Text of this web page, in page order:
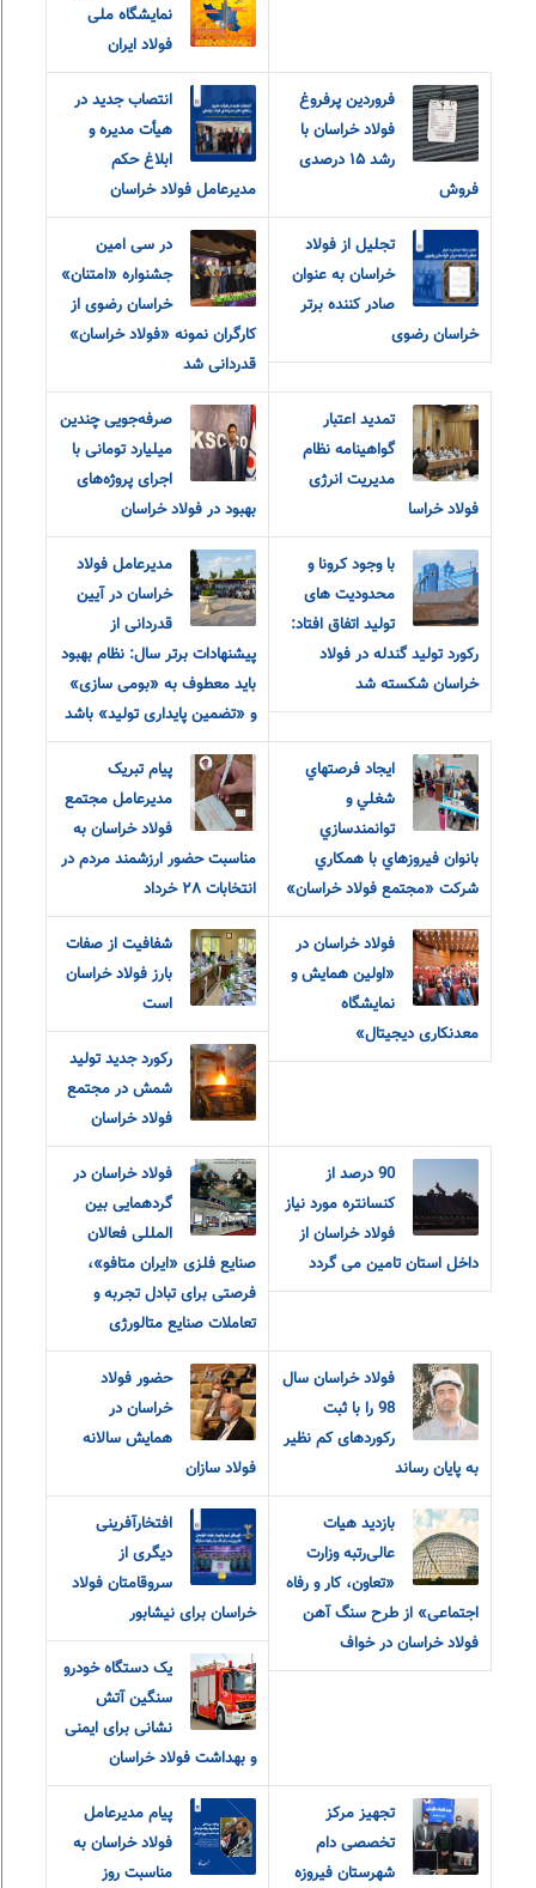
نمایشگاه ملی
فولاد ایران
فروردین پرفروغ
فولاد خراسان با
رشد ۱۵ درصدی
فروش
انتصاب جدید در
هیأت مدیره و
ابلاغ حکم
مدیرعامل فولاد خراسان
تجلیل از فولاد
خراسان به عنوان
صادر کننده برتر
خراسان رضوی
در سی امین
جشنواره «امتنان»
خراسان رضوی از
کارگران نمونه «فولاد خراسان»
قدردانی شد
تمدید اعتبار
گواهینامه نظام
مدیریت انرژی
فولاد خراسا
صرفه‌جویی چندین
میلیارد تومانی با
اجرای پروژه‌های
بهبود در فولاد خراسان
با وجود کرونا و
محدودیت های
تولید اتفاق افتاد:
رکورد تولید گندله در فولاد
خراسان شکسته شد
مدیرعامل فولاد
خراسان در آیین
قدردانی از
پیشنهادات برتر سال: نظام بهبود
باید معطوف به «بومی سازی»
و «تضمین پایداری تولید» باشد
ايجاد فرصتهاي
شغلي و
توانمندسازي
بانوان فيروزهاي با همکاري
شرکت «مجتمع فولاد خراسان»
پیام تبریک
مدیرعامل مجتمع
فولاد خراسان به
مناسبت حضور ارزشمند مردم در
انتخابات ٢٨ خرداد
فولاد خراسان در
«اولین همایش و
نمایشگاه
معدنکاری دیجیتال»
شفافیت از صفات
بارز فولاد خراسان
است
رکورد جدید تولید
شمش در مجتمع
فولاد خراسان
90 درصد از
کنسانتره مورد نیاز
فولاد خراسان از
داخل استان تامین می گردد
فولاد خراسان در
گردهمایی بین
المللی فعالان
صنایع فلزی «ایران متافو»،
فرصتی برای تبادل تجربه و
تعاملات صنایع متالورژی
فولاد خراسان سال
98 را با ثبت
رکوردهای کم نظیر
به پایان رساند
حضور فولاد
خراسان در
همایش سالانه
فولاد سازان
بازدید هیات
عالی‌رتبه وزارت
«تعاون، کار و رفاه
اجتماعی» از طرح سنگ آهن
فولاد خراسان در خواف
افتخارآفرینی
دیگری از
سروقامتان فولاد
خراسان برای نیشابور
یک دستگاه خودرو
سنگین آتش
نشانی برای ایمنی
و بهداشت فولاد خراسان
تجهیز مرکز
تخصصی دام
شهرستان فیروزه
پیام مدیرعامل
فولاد خراسان به
مناسبت روز